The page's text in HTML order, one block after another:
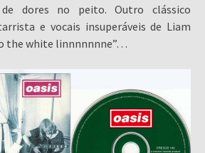
dores no peito. Outro clássico
e vocais insuperáveis de Liam
the white linnnnnnne”…